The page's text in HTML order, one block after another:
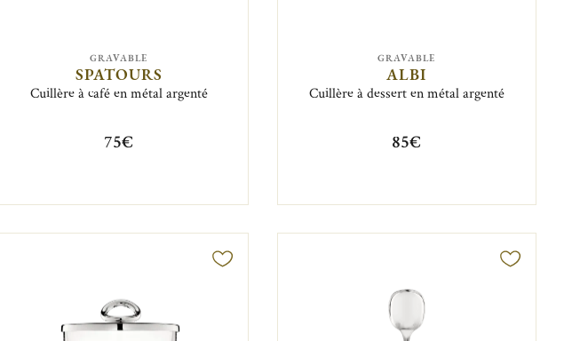
GRAVABLE
SPATOURS
Cuillère à café en métal argenté
75€
GRAVABLE
ALBI
Cuillère à dessert en métal argenté
85€